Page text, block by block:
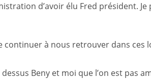
d’avoir élu Fred président. Je
à nous retrouver dans ces
Beny et moi que l’on est pas